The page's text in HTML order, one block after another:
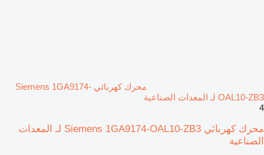
محرك كهربائي Siemens 1GA9174-
OAL10-ZB3 لـ المعدات الصناعية
4
محرك كهربائي Siemens 1GA9174-OAL10-ZB3 لـ المعدات
الصناعية